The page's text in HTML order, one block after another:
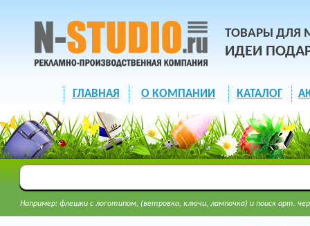
ТОВАРЫ ДЛЯ
ИДЕИ
ГЛАВНАЯ О КОМПАНИИ КАТАЛОГ
Например: флешки с логотипом, (ветровка, ключи, лампочка) и поиск арт.